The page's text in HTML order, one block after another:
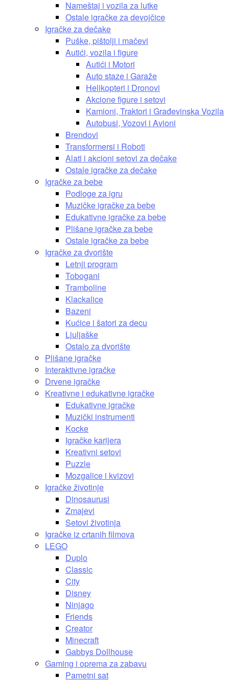
Nameštaj i vozila za lutke
Ostale igračke za devojčice
Igračke za dečake
Puške, pištolji i mačevi
Autići, vozila i figure
Autići i Motori
Auto staze i Garaže
Helikopteri i Dronovi
Akcione figure i setovi
Kamioni, Traktori i Građevinska Vozila
Autobusi, Vozovi i Avioni
Brendovi
Transformersi i Roboti
Alati i akcioni setovi za dečake
Ostale igračke za dečake
Igračke za bebe
Podloge za igru
Muzičke igračke za bebe
Edukativne igračke za bebe
Plišane igračke za bebe
Ostale igračke za bebe
Igračke za dvorište
Letnji program
Tobogani
Tramboline
Klackalice
Bazeni
Kućice i šatori za decu
Ljuljaške
Ostalo za dvorište
Plišane igračke
Interaktivne igračke
Drvene igračke
Kreativne i edukativne igračke
Edukativne igračke
Muzički instrumenti
Kocke
Igračke karijera
Kreativni setovi
Puzzle
Mozgalice i kvizovi
Igračke životinje
Dinosaurusi
Zmajevi
Setovi životinja
Igračke iz crtanih filmova
LEGO
Duplo
Classic
City
Disney
Ninjago
Friends
Creator
Minecraft
Gabbys Dollhouse
Gaming i oprema za zabavu
Pametni sat